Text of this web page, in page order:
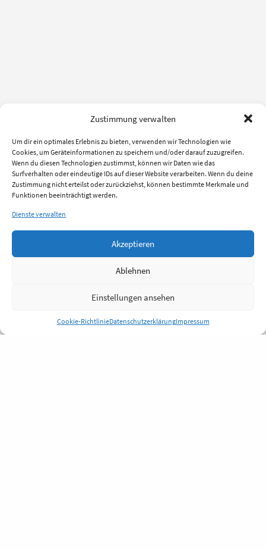
Zustimmung verwalten
Um dir ein optimales Erlebnis zu bieten, verwenden wir Technologien wie
Cookies, um Geräteinformationen zu speichern und/oder darauf zuzugreifen.
Wenn du diesen Technologien zustimmst, können wir Daten wie das
Surfverhalten oder eindeutige IDs auf dieser Website verarbeiten. Wenn du deine
Zustimmung nicht erteilst oder zurückziehst, können bestimmte Merkmale und
Funktionen beeinträchtigt werden.
Dienste verwalten
Akzeptieren
Ablehnen
Einstellungen ansehen
Cookie-RichtlinieDatenschutzerklärungImpressum